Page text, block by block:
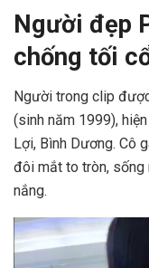
Người đẹp
chống tối
Người trong clip
(sinh năm 1999),
Lợi, Bình Dương. Cô
đôi mắt to tròn, sống
nắng.